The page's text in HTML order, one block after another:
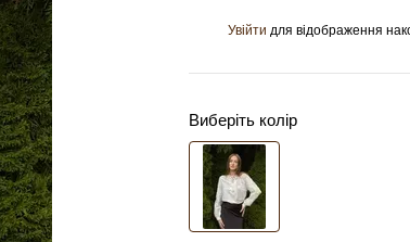
Увійти для відображення
Виберіть колір